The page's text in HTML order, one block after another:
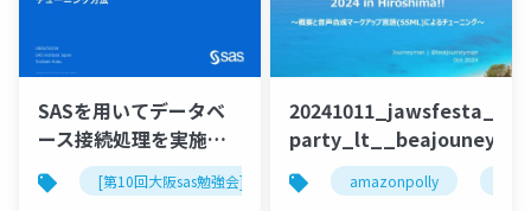
SASを用いてデータベ
ース接続処理を実施す
る際のチューニング方
法
[第10回大阪sas勉強会] amazonpolly